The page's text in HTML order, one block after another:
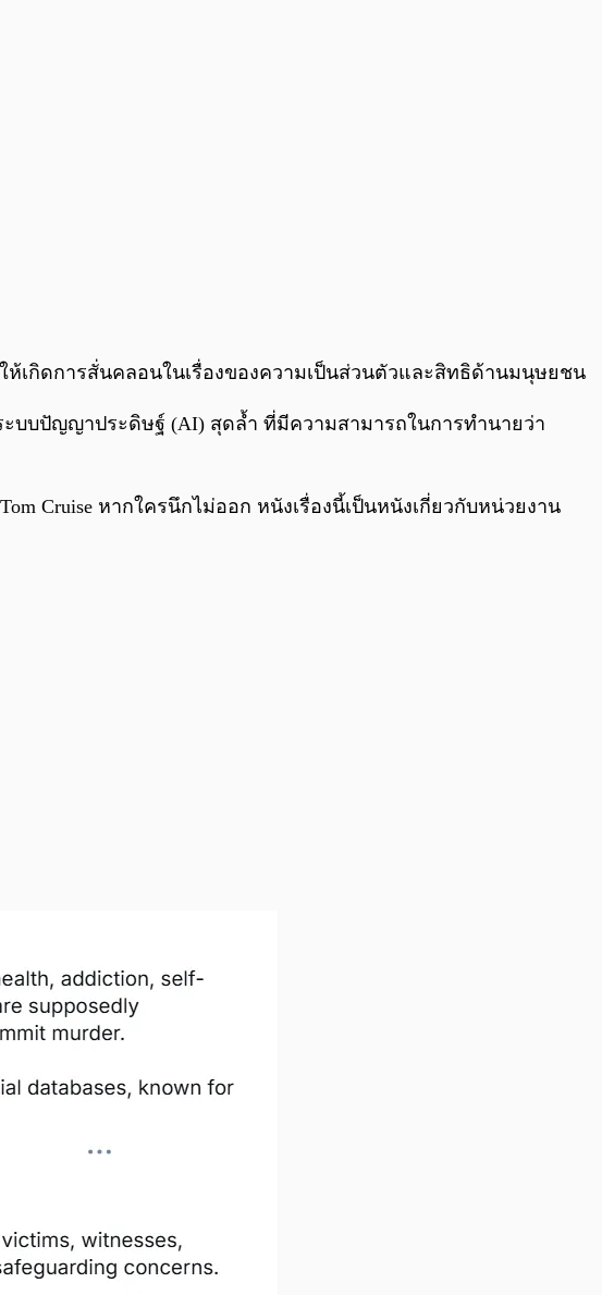
0:00 /
เกิดการสั่นคลอนในเรื่องของความเป็นส่วนตัวและสิทธิด้านมนุษยชน
บบปัญญาประดิษฐ์ (AI) สุดล้ำ ที่มีความสามารถในการทำนายว่า
Cruise หากใครนึกไม่ออก หนังเรื่องนี้เป็นหนังเกี่ยวกับหน่วยงาน